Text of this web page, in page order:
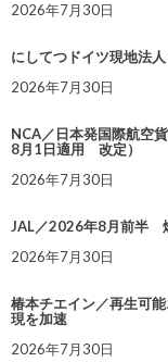
2026年7月30日
にしてつドイツ現地法
2026年7月30日
NCA／日本発国際航空
8月1日適用 改定）
2026年7月30日
JAL／2026年8月前半
2026年7月30日
椿本チエイン／再生可
現を加速
2026年7月30日